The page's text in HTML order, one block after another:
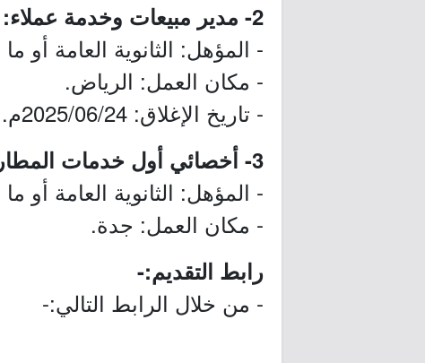
2- مدير مبيعات وخدمة عملاء:
- المؤهل: الثانوية العامة أو
- مكان العمل: الرياض.
- تاريخ الإغلاق: 2025/06/24م.
3- أخصائي أول خدمات المطار:
- المؤهل: الثانوية العامة أو
- مكان العمل: جدة.
رابط التقديم:-
- من خلال الرابط التالي:-